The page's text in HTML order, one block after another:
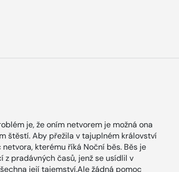
je, že oním netvorem je možná ona
štěstí. Aby přežila v tajuplném království
kterému říká Noční běs. Běs je
pradávných časů, jenž se usídlil v
její tajemství.Ale žádná pomoc